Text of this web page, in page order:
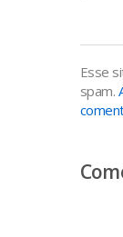
Esse
spam.